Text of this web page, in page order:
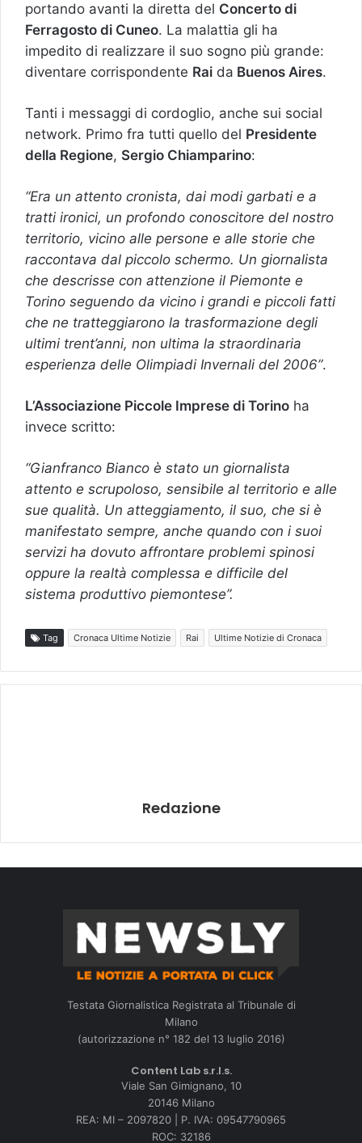
portando avanti la diretta del Concerto di
Ferragosto di Cuneo. La malattia gli ha
impedito di realizzare il suo sogno più grande:
diventare corrispondente Rai da Buenos Aires.
Tanti i messaggi di cordoglio, anche sui social
network. Primo fra tutti quello del Presidente
della Regione, Sergio Chiamparino:
“Era un attento cronista, dai modi garbati e a
tratti ironici, un profondo conoscitore del nostro
territorio, vicino alle persone e alle storie che
raccontava dal piccolo schermo. Un giornalista
che descrisse con attenzione il Piemonte e
Torino seguendo da vicino i grandi e piccoli fatti
che ne tratteggiarono la trasformazione degli
ultimi trent’anni, non ultima la straordinaria
esperienza delle Olimpiadi Invernali del 2006”.
L’Associazione Piccole Imprese di Torino ha
invece scritto:
“Gianfranco Bianco è stato un giornalista
attento e scrupoloso, sensibile al territorio e alle
sue qualità. Un atteggiamento, il suo, che si è
manifestato sempre, anche quando con i suoi
servizi ha dovuto affrontare problemi spinosi
oppure la realtà complessa e difficile del
sistema produttivo piemontese”.
Tag Cronaca Ultime Notizie Rai Ultime Notizie di Cronaca
Redazione
Testata Giornalistica Registrata al Tribunale di
Milano
(autorizzazione n° 182 del 13 luglio 2016)
Content Lab s.r.l.s.
Viale San Gimignano, 10
20146 Milano
REA: MI – 2097820 | P. IVA: 09547790965
ROC: 32186